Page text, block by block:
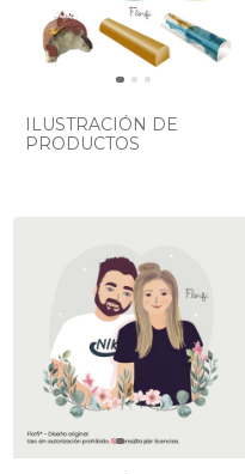
ILUSTRACIÓN DE
PRODUCTOS